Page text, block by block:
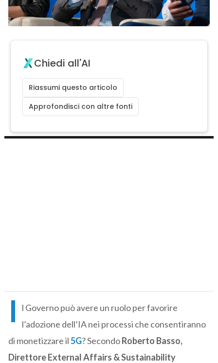
Chiedi all'AI
Riassumi questo articolo
Approfondisci con altre fonti
I
l Governo può avere un ruolo per favorire
l’adozione dell’IA nei processi che consentiranno
di monetizzare il5G? SecondoRoberto Basso,
Direttore External Affairs & Sustainability